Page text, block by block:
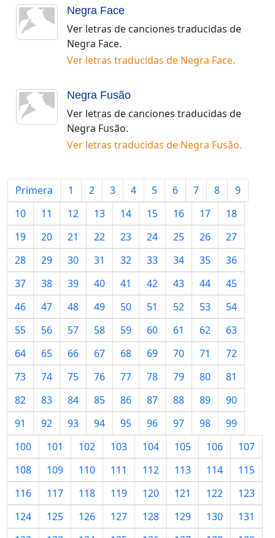
Negra Face
Ver letras de canciones traducidas de
Negra Face.
Ver letras traducidas de Negra Face.
Negra Fusão
Ver letras de canciones traducidas de
Negra Fusão.
Ver letras traducidas de Negra Fusão.
Primera 1 2 3 4 5 6 7 8
9
10
11 12 13 14 15 16 17
18
19
20 21 22 23 24 25 26
27
28
29 30 31 32 33 34 35
36
37
38 39 40 41 42 43 44
45
46
47 48 49 50 51 52 53
54
55
56 57 58 59 60 61 62
63
64
65 66 67 68 69 70 71
72
73
74 75 76 77 78 79 80
81
82
83 84 85 86 87 88 89
90
91
92 93 94 95 96 97 98
99
100
101 102 103 104 105 106
107
108
109 110 111 112 113 114
115
116
117 118 119 120 121 122
123
124
125 126 127 128 129 130
131